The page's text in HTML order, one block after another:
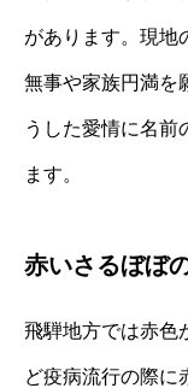
があります。現地
無事や家族円満を
うした愛情に名前
ます。
赤いさるぼぼ
飛騨地方では赤色
ど疫病流行の際に